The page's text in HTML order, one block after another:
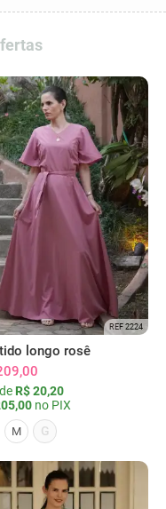
REF 2224
longo rosê
R$ 20,20
no PIX
M G